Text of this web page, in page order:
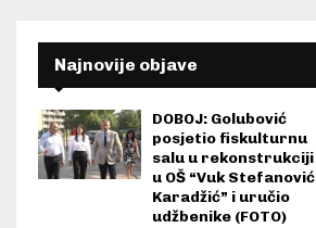
Najnovije objave
DOBOJ: Golubović
posjetio fiskulturnu
salu u rekonstrukciji
u OŠ “Vuk Stefanović
Karadžić” i uručio
udžbenike (FOTO)